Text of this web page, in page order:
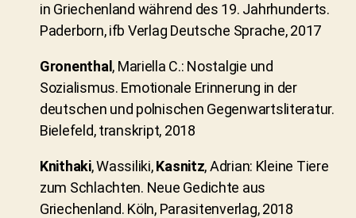
in Griechenland während des 19. Jahrhunderts.
Paderborn, ifb Verlag Deutsche Sprache, 2017
Gronenthal , Mariella C.: Nostalgie und
Sozialismus. Emotionale Erinnerung in der
deutschen und polnischen Gegenwartsliteratur.
Bielefeld, transkript, 2018
Knithaki, Wassiliki,Kasnitz, Adrian: Kleine Tiere
zum Schlachten. Neue Gedichte aus
Griechenland. Köln, Parasitenverlag, 2018